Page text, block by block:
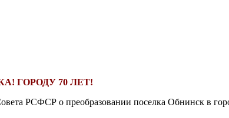
ГОРОДУ 70 ЛЕТ!
РСФСР о преобразовании поселка Обнинск в